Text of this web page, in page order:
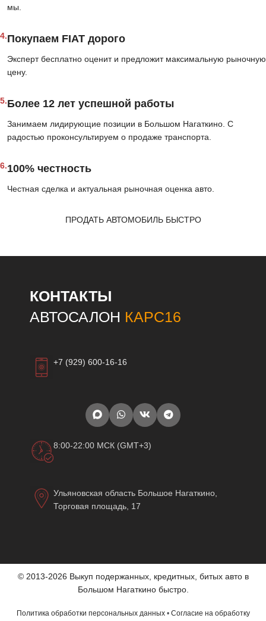
мы.
4.Покупаем FIAT дорого
Эксперт бесплатно оценит и предложит максимальную рыночную
цену.
5.Более 12 лет успешной работы
Занимаем лидирующие позиции в Большом Нагаткино. С
радостью проконсультируем о продаже транспорта.
6.100% честность
Честная сделка и актуальная рыночная оценка авто.
ПРОДАТЬ АВТОМОБИЛЬ БЫСТРО
КОНТАКТЫ
АВТОСАЛОН КАРС16
+7 (929) 600-16-16
8:00-22:00 МСК (GMT+3)
Ульяновская область Большое Нагаткино,
Торговая площадь, 17
© 2013-2026 Выкуп подержанных, кредитных, битых авто в
Большом Нагаткино быстро.
Политика обработки персональных данных• Согласие на обработку